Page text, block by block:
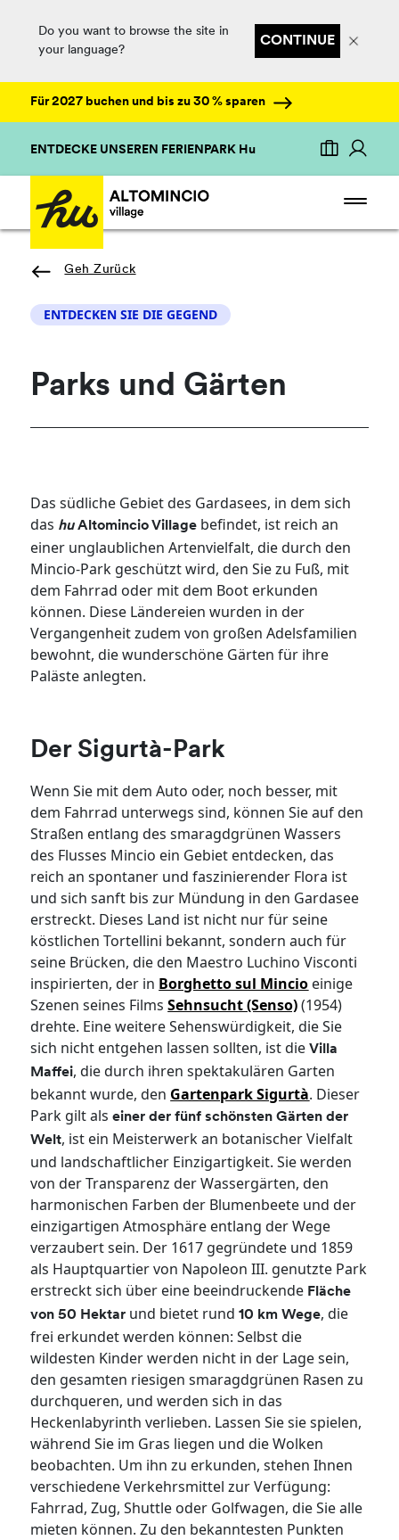
Do you want to browse the site in
your language?
CONTINUE
Für 2027 buchen und bis zu 30 % sparen
ENTDECKE UNSEREN FERIENPARK Hu
Geh Zurück
ENTDECKEN SIE DIE GEGEND
Parks und Gärten
Das südliche Gebiet des Gardasees, in dem sich
das huAltomincio Village befindet, ist reich an
einer unglaublichen Artenvielfalt, die durch den
Mincio-Park geschützt wird, den Sie zu Fuß, mit
dem Fahrrad oder mit dem Boot erkunden
können. Diese Ländereien wurden in der
Vergangenheit zudem von großen Adelsfamilien
bewohnt, die wunderschöne Gärten für ihre
Paläste anlegten.
Der Sigurtà-Park
Wenn Sie mit dem Auto oder, noch besser, mit
dem Fahrrad unterwegs sind, können Sie auf den
Straßen entlang des smaragdgrünen Wassers
des Flusses Mincio ein Gebiet entdecken, das
reich an spontaner und faszinierender Flora ist
und sich sanft bis zur Mündung in den Gardasee
erstreckt. Dieses Land ist nicht nur für seine
köstlichen Tortellini bekannt, sondern auch für
seine Brücken, die den Maestro Luchino Visconti
inspirierten, der in Borghetto sul Mincio einige
Szenen seines FilmsSehnsucht (Senso)(1954)
drehte. Eine weitere Sehenswürdigkeit, die Sie
sich nicht entgehen lassen sollten, ist dieVilla
Maffei, die durch ihren spektakulären Garten
bekannt wurde, den Gartenpark Sigurtà. Dieser
Park gilt alseiner der fünf schönsten Gärten der
Welt, ist ein Meisterwerk an botanischer Vielfalt
und landschaftlicher Einzigartigkeit. Sie werden
von der Transparenz der Wassergärten, den
harmonischen Farben der Blumenbeete und der
einzigartigen Atmosphäre entlang der Wege
verzaubert sein. Der 1617 gegründete und 1859
als Hauptquartier von Napoleon III. genutzte Park
erstreckt sich über eine beeindruckende Fläche
von 50 Hektar und bietet rund10 km Wege, die
frei erkundet werden können: Selbst die
wildesten Kinder werden nicht in der Lage sein,
den gesamten riesigen smaragdgrünen Rasen zu
durchqueren, und werden sich in das
Heckenlabyrinth verlieben. Lassen Sie sie spielen,
während Sie im Gras liegen und die Wolken
beobachten. Um ihn zu erkunden, stehen Ihnen
verschiedene Verkehrsmittel zur Verfügung:
Fahrrad, Zug, Shuttle oder Golfwagen, die Sie alle
mieten können. Zu den bekanntesten Punkten